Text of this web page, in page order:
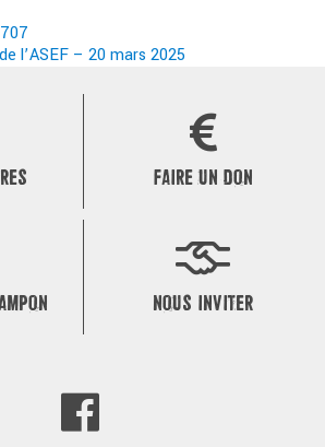
l’ASEF – 20 mars 2025
FAIRE UN DON
NOUS INVITER